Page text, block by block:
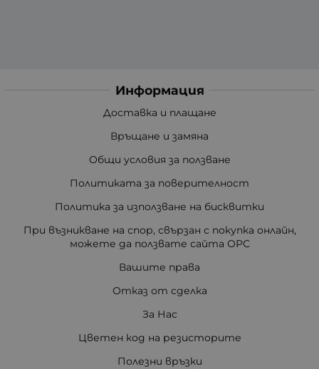
Информация
Доставка и плащане
Връщане и замяна
Общи условия за ползване
Политиката за поверителност
Политика за използване на бисквитки
При възникване на спор, свързан с покупка онлайн,
можете да ползвате сайта ОРС
Вашите права
Отказ от сделка
За Нас
Цветен код на резисторите
Полезни връзки